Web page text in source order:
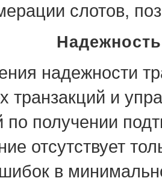
слотов,
надежности
транзакций и
по получении
отсутствует
в